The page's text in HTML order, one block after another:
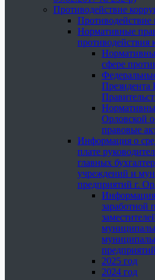
Противодействие
Противодействие
Нормативные
противодействия
сфере
Президента
Орловской
правовые
Информация о
плате
главных
учреждений и
предприятий г.
Информация
заработной
2025 год
2024 год